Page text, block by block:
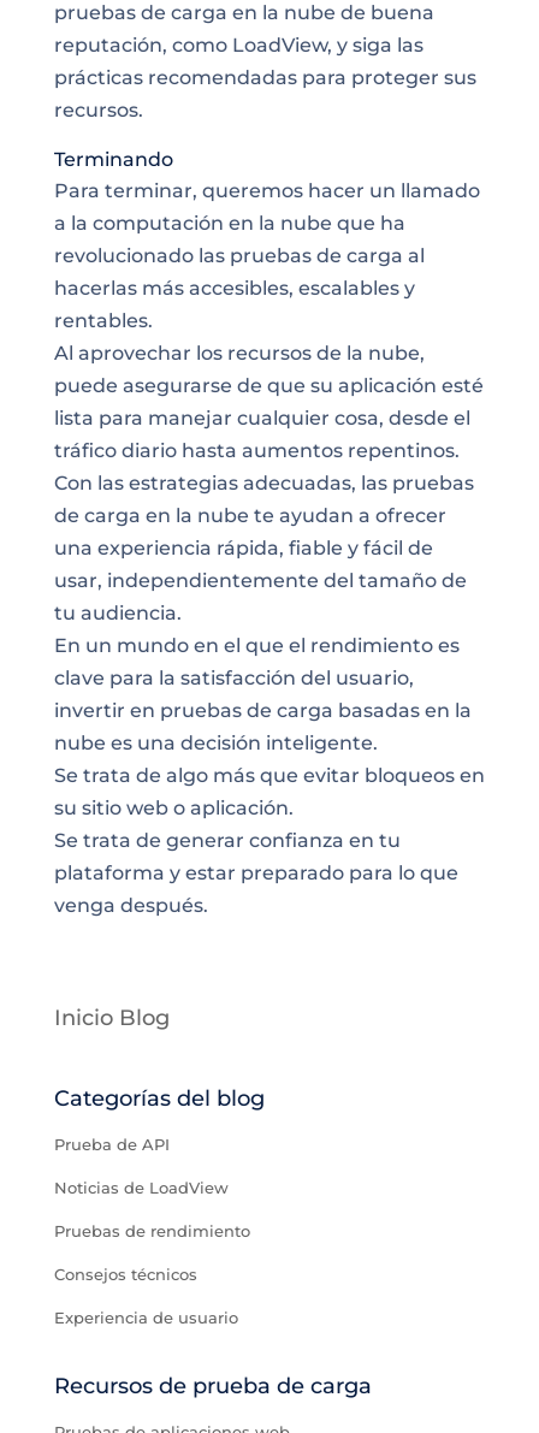
pruebas de carga en la nube de buena
reputación, como LoadView, y siga las
prácticas recomendadas para proteger sus
recursos.
Terminando
Para terminar, queremos hacer un llamado
a la computación en la nube que ha
revolucionado las pruebas de carga al
hacerlas más accesibles, escalables y
rentables.
Al aprovechar los recursos de la nube,
puede asegurarse de que su aplicación esté
lista para manejar cualquier cosa, desde el
tráfico diario hasta aumentos repentinos.
Con las estrategias adecuadas, las pruebas
de carga en la nube te ayudan a ofrecer
una experiencia rápida, fiable y fácil de
usar, independientemente del tamaño de
tu audiencia.
En un mundo en el que el rendimiento es
clave para la satisfacción del usuario,
invertir en pruebas de carga basadas en la
nube es una decisión inteligente.
Se trata de algo más que evitar bloqueos en
su sitio web o aplicación.
Se trata de generar confianza en tu
plataforma y estar preparado para lo que
venga después.
Inicio Blog
Categorías del blog
Prueba de API
Noticias de LoadView
Pruebas de rendimiento
Consejos técnicos
Experiencia de usuario
Recursos de prueba de carga